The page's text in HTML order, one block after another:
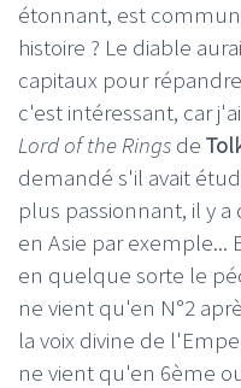
étonnant, est
histoire ? Le diable
capitaux pour
c'est intéressant, car
Lord of the Rings de
demandé s'il avait
plus passionnant, il y
en Asie par exemple...
en quelque sorte le
ne vient qu'en N°2
la voix divine de
ne vient qu'en 6ème